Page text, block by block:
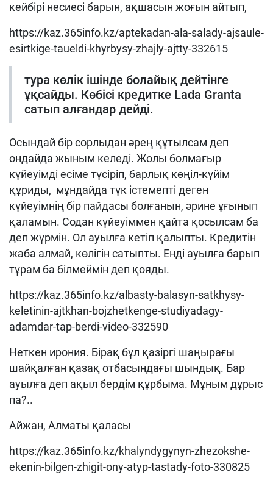
кейбірі несиесі барын, ақшасын жоғын айтып,
https://kaz.365info.kz/aptekadan-ala-salady-ajsaule-
esirtkige-taueldi-khyrbysy-zhajly-ajtty-332615
тура көлік ішінде болайық дейтінге
ұқсайды. Көбісі кредитке Lada Granta
сатып алғандар дейді.
Осындай бір сорлыдан әрең құтылсам деп
ондайда жыным келеді. Жолы болмағыр
күйеуімді есіме түсіріп, барлық көңіл-күйім
құриды, мұндайда түк істемепті деген
күйеуімнің бір пайдасы болғанын, әрине ұғынып
қаламын. Содан күйеуіммен қайта қосылсам ба
деп жүрмін. Ол ауылға кетіп қалыпты. Кредитін
жаба алмай, көлігін сатыпты. Енді ауылға барып
тұрам ба білмеймін деп қояды.
https://kaz.365info.kz/albasty-balasyn-satkhysy-
keletinin-ajtkhan-bojzhetkenge-studiyadagy-
adamdar-tap-berdi-video-332590
Неткен ирония. Бірақ бұл қазіргі шаңырағы
шайқалған қазақ отбасындағы шындық. Бар
ауылға деп ақыл бердім құрбыма. Мұным дұрыс
па?..
Айжан, Алматы қаласы
https://kaz.365info.kz/khalyndygynyn-zhezokshe-
ekenin-bilgen-zhigit-ony-atyp-tastady-foto-330825